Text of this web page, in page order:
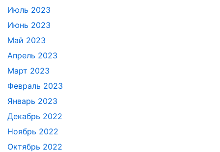
Июль 2023
Июнь 2023
Май 2023
Апрель 2023
Март 2023
Февраль 2023
Январь 2023
Декабрь 2022
Ноябрь 2022
Октябрь 2022